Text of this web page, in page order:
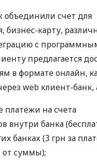
объединили счет для
бизнес-карту,
с
предлагается
в формате онлайн,
web клиент-банк,
платежи на счета
внутри банка
банках (3 грн за
от суммы);